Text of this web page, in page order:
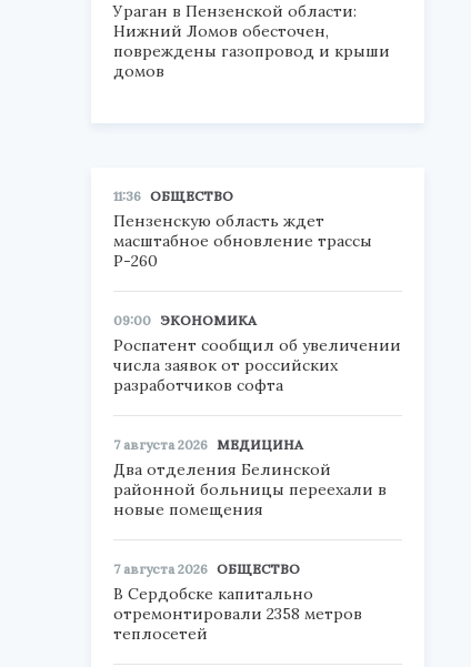
Ураган в Пензенской области:
Нижний Ломов обесточен,
повреждены газопровод и крыши
домов
11:36 ОБЩЕСТВО
Пензенскую область ждет
масштабное обновление трассы
Р-260
09:00 ЭКОНОМИКА
Роспатент сообщил об увеличении
числа заявок от российских
разработчиков софта
7 августа 2026 МЕДИЦИНА
Два отделения Белинской
районной больницы переехали в
новые помещения
7 августа 2026 ОБЩЕСТВО
В Сердобске капитально
отремонтировали 2358 метров
теплосетей